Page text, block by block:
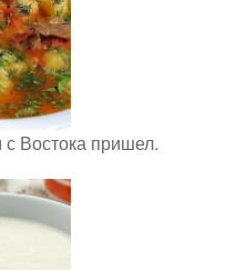
Востока пришел.